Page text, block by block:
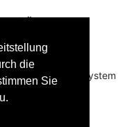
die
Sie
über 15 jährigen
Coachingsystem